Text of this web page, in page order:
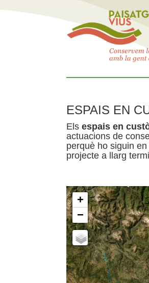
ESPAIS EN
Els espais en
actuacions de
perquè ho siguin
projecte a llarg
+
−